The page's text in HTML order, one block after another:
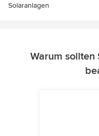
Solaranlagen
Warum sollten